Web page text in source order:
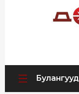
Булангууд